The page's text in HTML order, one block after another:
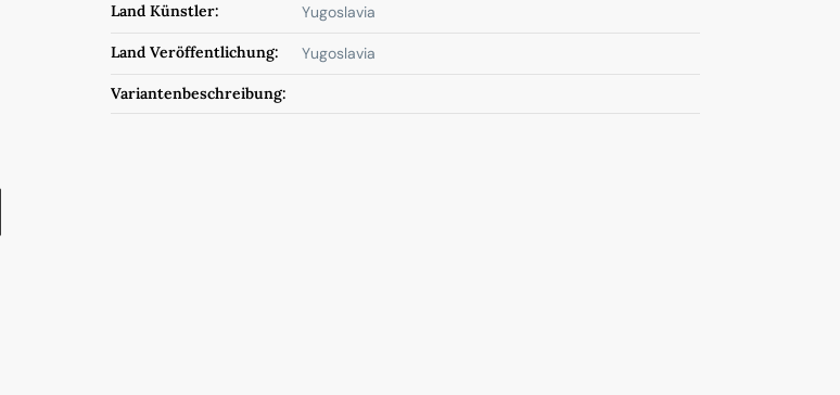
Land Künstler: Yugoslavia
Land Veröffentlichung: Yugoslavia
Variantenbeschreibung: